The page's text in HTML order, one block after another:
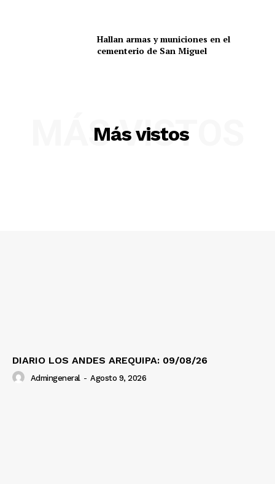
Contacto
Hallan armas y municiones en el
cementerio de San Miguel
Más vistos
MÁS VISTOS
DIARIO LOS ANDES AREQUIPA: 09/08/26
Admingeneral - Agosto 9, 2026